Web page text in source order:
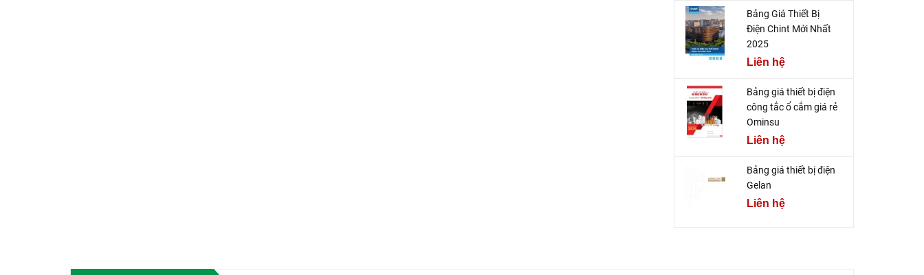
Bảng Giá Thiết Bị
Điện Chint Mới Nhất
2025
Liên hệ
Bảng giá thiết bị điện
công tắc ổ cắm giá rẻ
Ominsu
Liên hệ
Bảng giá thiết bị điện
Gelan
Liên hệ